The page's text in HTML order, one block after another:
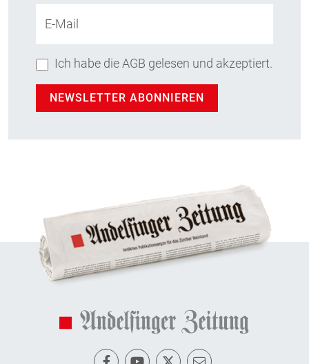
E-Mail
Ich habe die AGB gelesen und akzeptiert.
NEWSLETTER ABONNIEREN